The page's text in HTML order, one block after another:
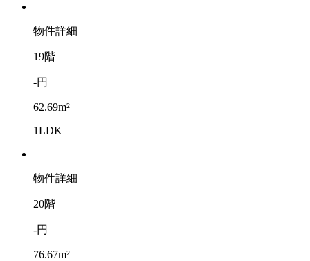
物件詳細
19階
-円
62.69m²
1LDK
物件詳細
20階
-円
76.67m²